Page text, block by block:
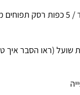
קטנה
שועל (ראו הסבר איך